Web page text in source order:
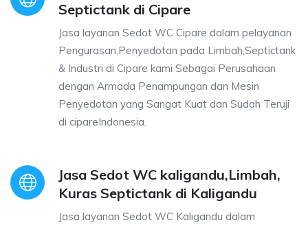
Septictank di Cipare
Jasa layanan Sedot WC Cipare dalam pelayanan
Pengurasan,Penyedotan pada Limbah,Septictank
& Industri di Cipare kami Sebagai Perusahaan
dengan Armada Penampungan dan Mesin
Penyedotan yang Sangat Kuat dan Sudah Teruji
di cipareIndonesia.
Jasa Sedot WC kaligandu,Limbah,
Kuras Septictank di Kaligandu
Jasa layanan Sedot WC Kaligandu dalam